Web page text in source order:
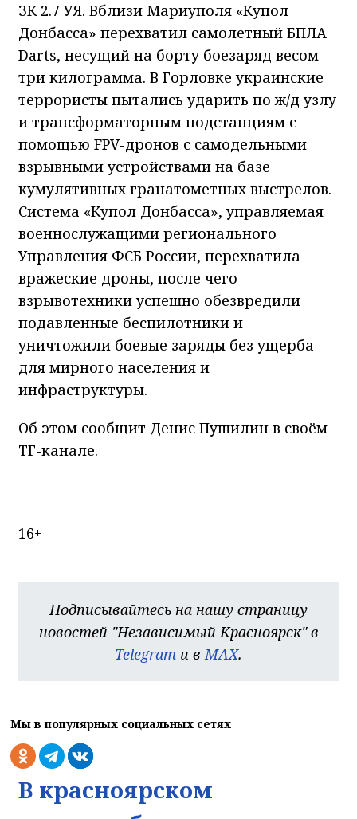
ЗК 2.7 УЯ. Вблизи Мариуполя «Купол
Донбасса» перехватил самолетный БПЛА
Darts, несущий на борту боезаряд весом
три килограмма. В Горловке украинские
террористы пытались ударить по ж/д узлу
и трансформаторным подстанциям с
помощью FPV-дронов с самодельными
взрывными устройствами на базе
кумулятивных гранатометных выстрелов.
Система «Купол Донбасса», управляемая
военнослужащими регионального
Управления ФСБ России, перехватила
вражеские дроны, после чего
взрывотехники успешно обезвредили
подавленные беспилотники и
уничтожили боевые заряды без ущерба
для мирного населения и
инфраструктуры.
Об этом сообщит Денис Пушилин в своём
ТГ-канале.
16+
Подписывайтесь на нашу страницу
новостей "Независимый Красноярск" в
Telegram и вMAX.
Мы в популярных социальных сетях
В красноярском